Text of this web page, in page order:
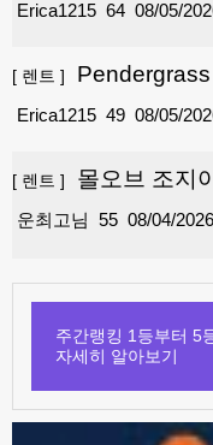
64
Erica1215 08/05/
[ 렌트 ]
49
Erica1215 08/05/
[ 렌트 ] 몰오브 조지
55
운최고님 08/04/2026
주간랭킹 1등부터 5
자세히 알아보기